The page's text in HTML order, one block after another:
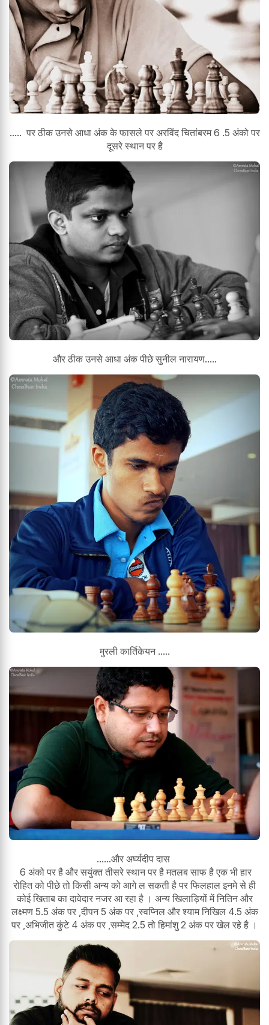
..... पर ठीक उनसे आधा अंक के फासले पर अरविंद चितांबरम 6 .5 अंको पर
दूसरे स्थान पर है
और ठीक उनसे आधा अंक पीछे सुनील नारायण.....
मुरली कार्तिकेयन .....
......और अर्घ्यदीप दास
6 अंको पर है और सयुंक्त तीसरे स्थान पर है मतलब साफ है एक भी हार
रोहित को पीछे तो किसी अन्य को आगे ल सकती है पर फिलहाल इनमे से ही
कोई खिताब का दावेदार नजर आ रहा है । अन्य खिलाड़ियों में नितिन और
लक्ष्मण 5.5 अंक पर ,दीपन 5 अंक पर ,स्वप्निल और श्याम निखिल 4.5 अंक
पर ,अभिजीत कुंटे 4 अंक पर ,सम्मेद 2.5 तो हिमांशु 2 अंक पर खेल रहे है ।